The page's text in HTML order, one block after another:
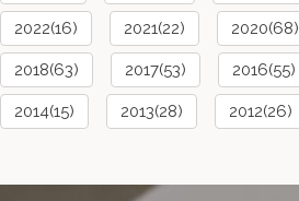
2022(16) 2021(22) 2020(68)
2018(63) 2017(53) 2016(55)
2014(15) 2013(28) 2012(26)